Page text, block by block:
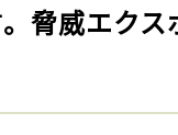
脅威エク